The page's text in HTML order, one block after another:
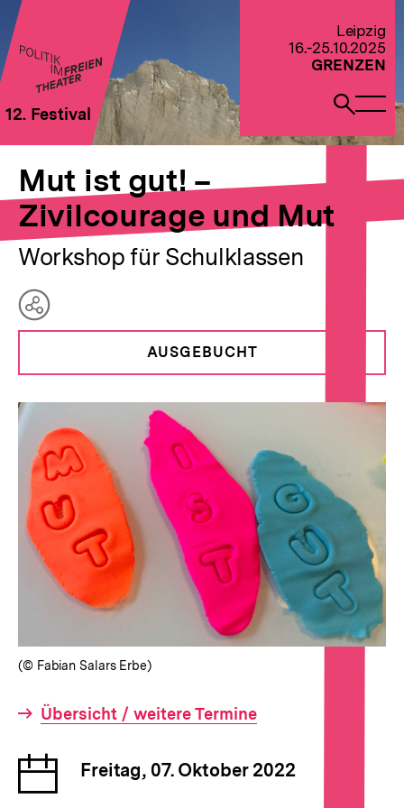
Direkt
zum
Seiteninhalt
springen
12. Festival
Leipzig
16.-25.10.2025
GRENZEN
öffnen
Mut
gut!
–
Zivilcourage
und
Mut
Brotkrümelnavigation
Pfadnavigation
Mut ist gut! –
Zivilcourage und Mut
Workshop für Schulklassen
AUSGEBUCHT
Teilen
Optionen
(© Fabian Salars Erbe)
Interner
Übersicht / weitere Termine
Datum
der
Freitag, 07. Oktober 2022